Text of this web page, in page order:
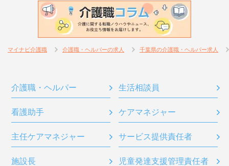
マイナビ介護職 介護職・ヘルパーの求人 千葉県の介護職・ヘルパー求人
介護職・ヘルパー 生活相談員
看護助手 ケアマネジャー
主任ケアマネジャー サービス提供責任者
施設長 児童発達支援管理責任者